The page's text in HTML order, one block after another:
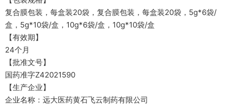
复合膜包装，每盒装20袋，复合膜包装，每盒装20袋，5g*6袋/
盒，5g*10袋/盒，10g*6袋/盒，10g*10袋/盒
【有效期】
24个月
【批准文号】
国药准字Z42021590
【生产企业】
企业名称：远大医药黄石飞云制药有限公司